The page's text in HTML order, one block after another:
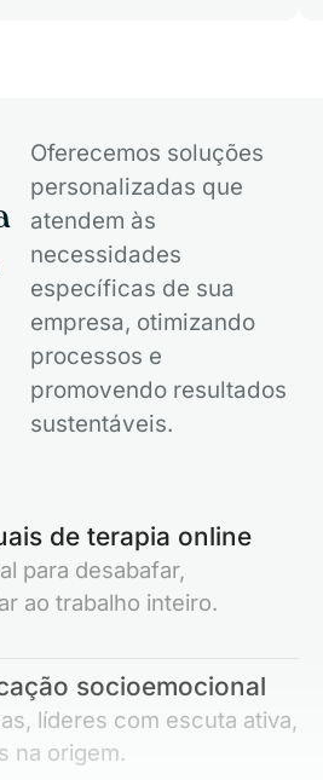
Oferecemos soluções
personalizadas que
atendem às
necessidades
específicas de sua
empresa, otimizando
processos e
promovendo resultados
sustentáveis.
de terapia online
para desabafar,
ao trabalho inteiro.
socioemocional
líderes com escuta ativa,
na origem.